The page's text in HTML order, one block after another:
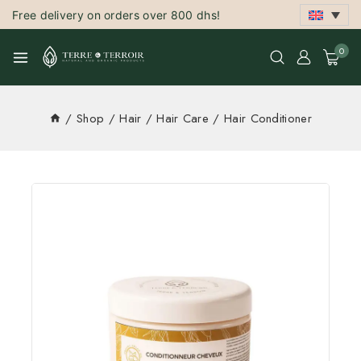
Free delivery on orders over 800 dhs!
0
/ Shop / Hair / Hair Care / Hair Conditioner